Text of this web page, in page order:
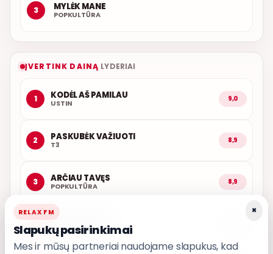
3 MYLĖK MANE
POPKULTŪRA
ĮVERTINK DAINĄ LYDERIAI
1 KODĖL AŠ PAMILAU
USTIN 9,0
2 PASKUBĖK VAŽIUOTI
T3 8,9
3 ARČIAU TAVĘS
POPKULTŪRA 8,9
KARALIAI
×
RELAX FM
Slapukų pasirinkimai
Mes ir mūsų partneriai naudojame slapukus, kad